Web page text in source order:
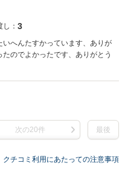
： 3
へんたすかっています、ありが
のでよかったです、ありがとう
次の20件 最後
クチコミ利用にあたっての注意事項